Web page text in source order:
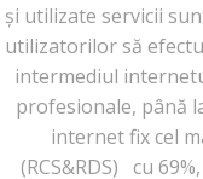
și utilizate servicii
utilizatorilor să
intermediul
profesionale, până
internet fix cel
(RCS&RDS) cu